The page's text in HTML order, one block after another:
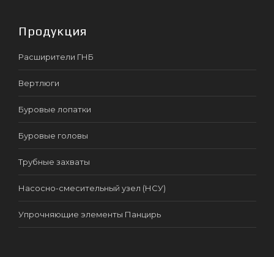
Продукция
Расширители ГНБ
Вертлюги
Буровые лопатки
Буровые головы
Трубные захваты
Насосно-смесительный узел (НСУ)
Упрочняющие элементы Панцирь